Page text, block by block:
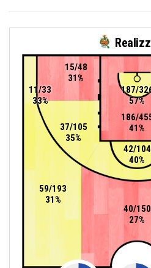
42/104
40%
37/105
35%
15/48
31%
186/
41%
187/
57%
40/150
27%
59/193
31%
11/33
33%